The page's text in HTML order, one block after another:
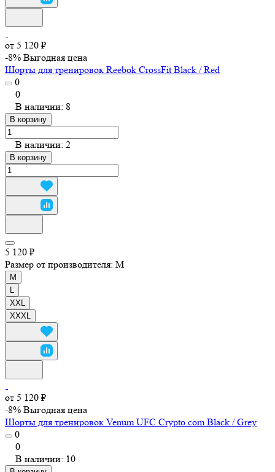
от 5 120 ₽
-8% Выгодная цена
Шорты для тренировок Reebok CrossFit Black / Red
0
0
В наличии: 8
В корзину
В наличии: 2
В корзину
5 120 ₽
Размер от производителя: M
M
XXL
XXXL
от 5 120 ₽
-8% Выгодная цена
Шорты для тренировок Venum UFC Crypto.com Black / Grey
0
0
В наличии: 10